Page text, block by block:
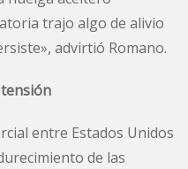
trajo algo de alivio
advirtió Romano.
entre Estados Unidos
de las